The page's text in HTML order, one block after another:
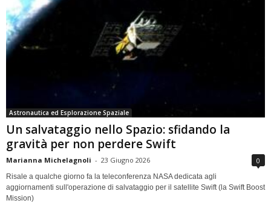
Astronautica ed Esplorazione Spaziale
Un salvataggio nello Spazio: sfidando la
gravità per non perdere Swift
Marianna Michelagnoli - 23 Giugno 2026 0
Risale a qualche giorno fa la teleconferenza NASA dedicata agli
aggiornamenti sull'operazione di salvataggio per il satellite Swift (la Swift Boost
Mission)